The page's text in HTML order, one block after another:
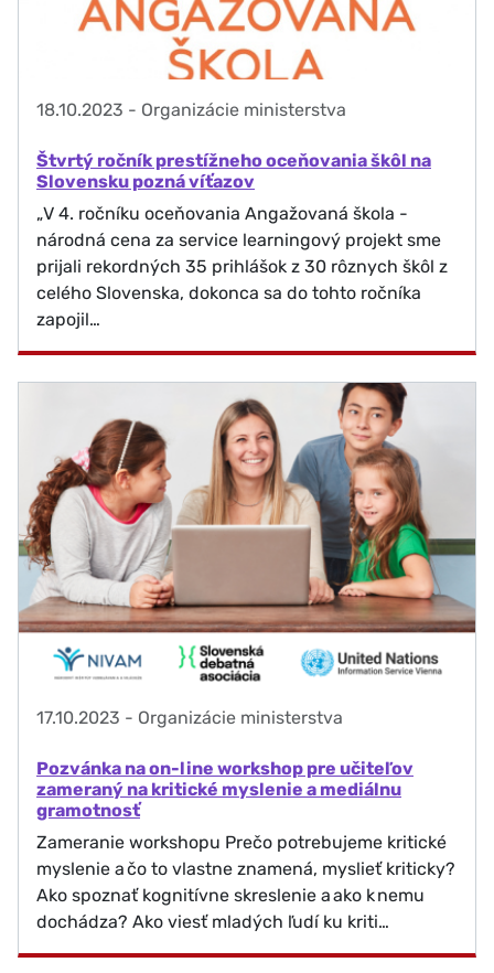
18.10.2023 - Organizácie ministerstva
Štvrtý ročník prestížneho oceňovania škôl na
Slovensku pozná víťazov
„V 4. ročníku oceňovania Angažovaná škola -
národná cena za service learningový projekt sme
prijali rekordných 35 prihlášok z 30 rôznych škôl z
celého Slovenska, dokonca sa do tohto ročníka
zapojil…
17.10.2023 - Organizácie ministerstva
Pozvánka na on-line workshop pre učiteľov
zameraný na kritické myslenie a mediálnu
gramotnosť
Zameranie workshopu Prečo potrebujeme kritické
myslenie a čo to vlastne znamená, myslieť kriticky?
Ako spoznať kognitívne skreslenie a ako k nemu
dochádza? Ako viesť mladých ľudí ku kriti…